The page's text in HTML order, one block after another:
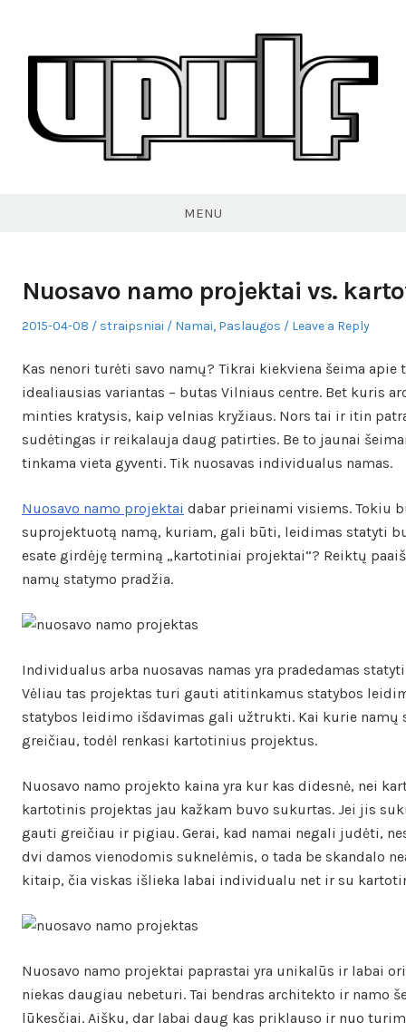
content
MENU
Nuosavo namo projektai vs.
Posted
2015-04-08 Author
straipsniai
Posted
Namai, Paslaugos Leave a Reply
Kas nenori turėti savo namų? Tikrai kiekviena šeima apie
idealiausias variantas – butas Vilniaus centre. Bet kuris
minties kratysis, kaip velnias kryžiaus. Nors tai ir itin
sudėtingas ir reikalauja daug patirties. Be to jaunai
tinkama vieta gyventi. Tik nuosavas individualus namas.
Nuosavo namo projektai dabar prieinami visiems. Tokiu
suprojektuotą namą, kuriam, gali būti, leidimas statyti
esate girdėję terminą „kartotiniai projektai“? Reiktų
namų statymo pradžia.
Individualus arba nuosavas namas yra pradedamas
Vėliau tas projektas turi gauti atitinkamus statybos
statybos leidimo išdavimas gali užtrukti. Kai kurie
greičiau, todėl renkasi kartotinius projektus.
Nuosavo namo projekto kaina yra kur kas didesnė, nei
kartotinis projektas jau kažkam buvo sukurtas. Jei jis
gauti greičiau ir pigiau. Gerai, kad namai negali judėti,
dvi damos vienodomis suknelėmis, o tada be skandalo
kitaip, čia viskas išlieka labai individualu net ir su
Nuosavo namo projektai paprastai yra unikalūs ir labai
niekas daugiau nebeturi. Tai bendras architekto ir namo
lūkesčiai. Aišku, dar labai daug kas priklauso ir nuo